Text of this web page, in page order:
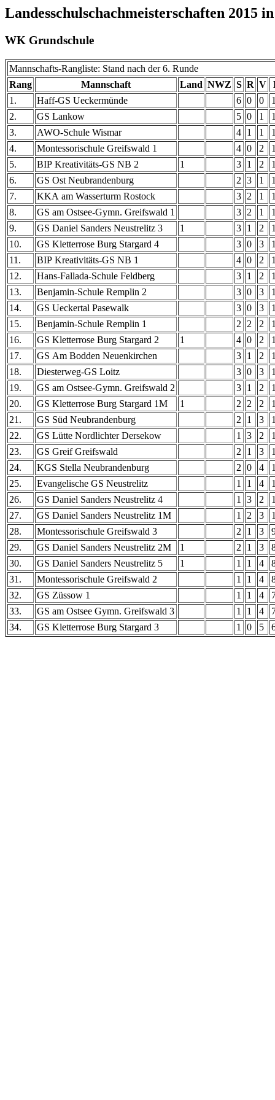
Landesschulschachmeisterschaften 2015
WK Grundschule
Mannschafts-Rangliste: Stand nach der 6. Runde
Rang
Mannschaft Land NWZ S R V
1.
Haff-GS Ueckermünde 6 0 0
2.
GS Lankow 5 0 1
3.
AWO-Schule Wismar 4 1 1
4.
Montessorischule Greifswald 1 4 0 2
5.
BIP Kreativitäts-GS NB 2 1 3 1 2
6.
GS Ost Neubrandenburg 2 3 1
7.
KKA am Wasserturm Rostock 3 2 1
8.
GS am Ostsee-Gymn. Greifswald 1 3 2 1
9.
GS Daniel Sanders Neustrelitz 3 1 3 1 2
10.
GS Kletterrose Burg Stargard 4 3 0 3
11.
BIP Kreativitäts-GS NB 1 4 0 2
12.
Hans-Fallada-Schule Feldberg 3 1 2
13.
Benjamin-Schule Remplin 2 3 0 3
14.
GS Ueckertal Pasewalk 3 0 3
15.
Benjamin-Schule Remplin 1 2 2 2
16.
GS Kletterrose Burg Stargard 2 1 4 0 2
17.
GS Am Bodden Neuenkirchen 3 1 2
18.
Diesterweg-GS Loitz 3 0 3
19.
GS am Ostsee-Gymn. Greifswald 2 3 1 2
20.
GS Kletterrose Burg Stargard 1M 1 2 2 2
21.
GS Süd Neubrandenburg 2 1 3
22.
GS Lütte Nordlichter Dersekow 1 3 2
23.
GS Greif Greifswald 2 1 3
24.
KGS Stella Neubrandenburg 2 0 4
25.
Evangelische GS Neustrelitz 1 1 4
26.
GS Daniel Sanders Neustrelitz 4 1 3 2
27.
GS Daniel Sanders Neustrelitz 1M 1 2 3
28.
Montessorischule Greifswald 3 2 1 3
29.
GS Daniel Sanders Neustrelitz 2M 1 2 1 3
30.
GS Daniel Sanders Neustrelitz 5 1 1 1 4
31.
Montessorischule Greifswald 2 1 1 4
32.
GS Züssow 1 1 1 4
33.
GS am Ostsee Gymn. Greifswald 3 1 1 4
34.
GS Kletterrose Burg Stargard 3 1 0 5